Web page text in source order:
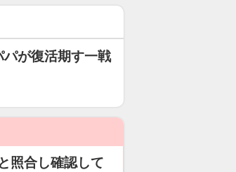
パが復活期す一戦
照合し確認して